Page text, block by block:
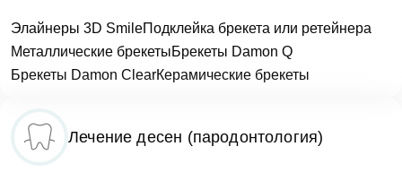
Элайнеры 3D SmileПодклейка брекета или ретейнера
Металлические брекетыБрекеты Damon Q
Брекеты Damon ClearКерамические брекеты
Лечение десен (пародонтология)
Запись на прием
Имя
Телефон
Врач
Врач Dental Way
Оказанные услуги